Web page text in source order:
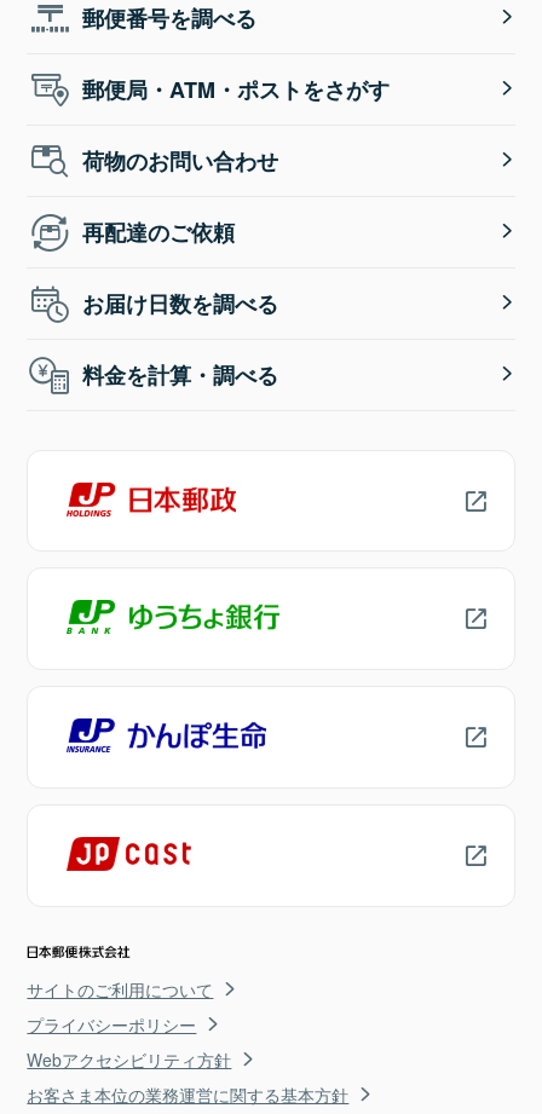
郵便番号を調べる
郵便局・ATM・ポストをさがす
荷物のお問い合わせ
再配達のご依頼
お届け日数を調べる
料金を計算・調べる
サイトのご利用について
プライバシーポリシー
Webアクセシビリティ方針
お客さま本位の業務運営に関する基本方針